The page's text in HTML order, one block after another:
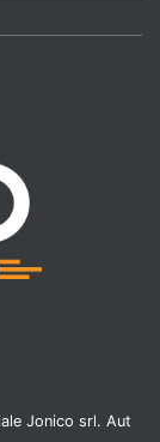
Jonico srl. Aut